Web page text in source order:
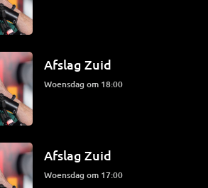
Afslag Zuid
woensdag om 18:00
Afslag Zuid
woensdag om 17:00